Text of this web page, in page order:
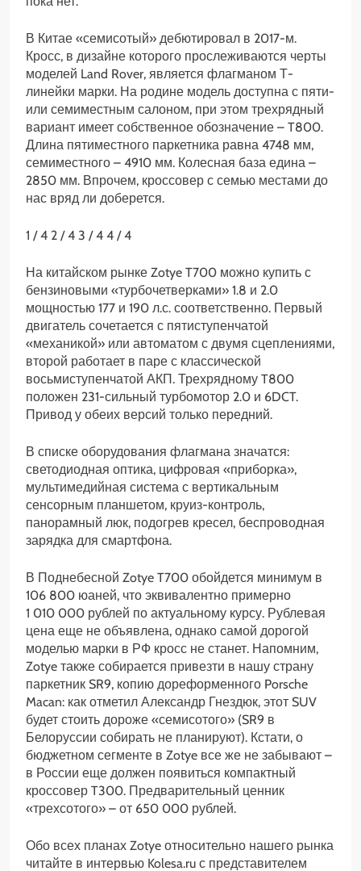
В Китае «семисотый» дебютировал в 2017-м.
Кросс, в дизайне которого прослеживаются черты
моделей Land Rover, является флагманом Т-
линейки марки. На родине модель доступна с пяти-
или семиместным салоном, при этом трехрядный
вариант имеет собственное обозначение – T800.
Длина пятиместного паркетника равна 4748 мм,
семиместного – 4910 мм. Колесная база едина –
2850 мм. Впрочем, кроссовер с семью местами до
нас вряд ли доберется.
1 / 4 2 / 4 3 / 4 4 / 4
На китайском рынке Zotye T700 можно купить с
бензиновыми «турбочетверками» 1.8 и 2.0
мощностью 177 и 190 л.с. соответственно. Первый
двигатель сочетается с пятиступенчатой
«механикой» или автоматом с двумя сцеплениями,
второй работает в паре с классической
восьмиступенчатой АКП. Трехрядному T800
положен 231-сильный турбомотор 2.0 и 6DCT.
Привод у обеих версий только передний.
В списке оборудования флагмана значатся:
светодиодная оптика, цифровая «приборка»,
мультимедийная система с вертикальным
сенсорным планшетом, круиз-контроль,
панорамный люк, подогрев кресел, беспроводная
зарядка для смартфона.
В Поднебесной Zotye T700 обойдется минимум в
106 800 юаней, что эквивалентно примерно
1 010 000 рублей по актуальному курсу. Рублевая
цена еще не объявлена, однако самой дорогой
моделью марки в РФ кросс не станет. Напомним,
Zotye также собирается привезти в нашу страну
паркетник SR9, копию дореформенного Porsche
Macan: как отметил Александр Гнездюк, этот SUV
будет стоить дороже «семисотого» (SR9 в
Белоруссии собирать не планируют). Кстати, о
бюджетном сегменте в Zotye все же не забывают –
в России еще должен появиться компактный
кроссовер T300. Предварительный ценник
«трехсотого» – от 650 000 рублей.
Обо всех планах Zotye относительно нашего рынка
читайте в интервью Kolesa.ru с представителем